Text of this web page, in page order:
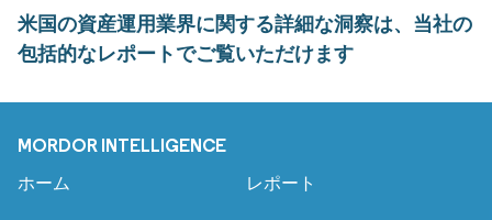
米国の資産運用業界に関する詳細な洞察は、当社の
包括的なレポートでご覧いただけます
MORDOR INTELLIGENCE
ホーム レポート